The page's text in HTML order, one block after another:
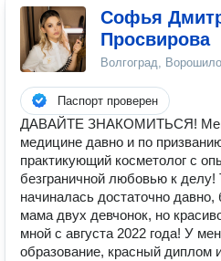
Софья
Просвирова
Волгоград,
Паспорт проверен
ДАВАЙТЕ ЗНАКОМИТЬСЯ!
медицине давно и по
практикующий косметолог с
безграничной любовью к делу!
начиналась достаточно
мама двух девчонок, но
мной с августа 2022 года! У
образование, красный диплом